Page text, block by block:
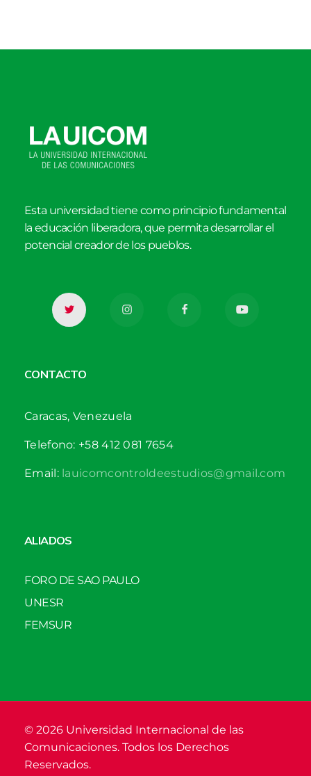
Esta universidad tiene como principio fundamental
la educación liberadora, que permita desarrollar el
potencial creador de los pueblos.
CONTACTO
Caracas, Venezuela
Telefono: +58 412 081 7654
Email:lauicomcontroldeestudios@gmail.com
ALIADOS
FORO DE SAO PAULO
UNESR
FEMSUR
© 2026 Universidad Internacional de las
Comunicaciones. Todos los Derechos
Reservados.